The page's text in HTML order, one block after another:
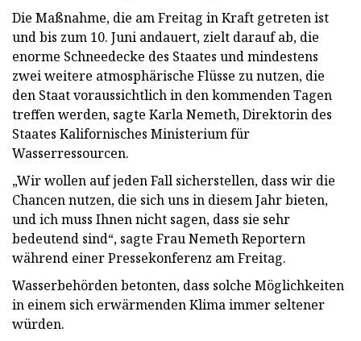
Die Maßnahme, die am Freitag in Kraft getreten ist
und bis zum 10. Juni andauert, zielt darauf ab, die
enorme Schneedecke des Staates und mindestens
zwei weitere atmosphärische Flüsse zu nutzen, die
den Staat voraussichtlich in den kommenden Tagen
treffen werden, sagte Karla Nemeth, Direktorin des
Staates Kalifornisches Ministerium für
Wasserressourcen.
„Wir wollen auf jeden Fall sicherstellen, dass wir die
Chancen nutzen, die sich uns in diesem Jahr bieten,
und ich muss Ihnen nicht sagen, dass sie sehr
bedeutend sind“, sagte Frau Nemeth Reportern
während einer Pressekonferenz am Freitag.
Wasserbehörden betonten, dass solche Möglichkeiten
in einem sich erwärmenden Klima immer seltener
würden.